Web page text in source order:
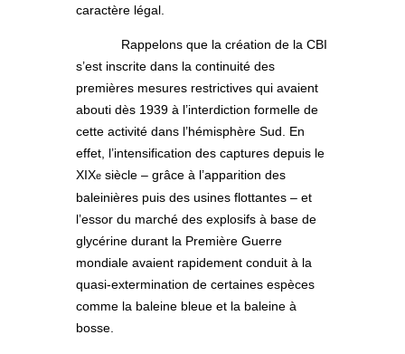
caractère légal.
Rappelons que la création de la CBI
s’est inscrite dans la continuité des
premières mesures restrictives qui avaient
abouti dès 1939 à l’interdiction formelle de
cette activité dans l’hémisphère Sud. En
effet, l’intensification des captures depuis le
XIXe siècle – grâce à l’apparition des
baleinières puis des usines flottantes – et
l’essor du marché des explosifs à base de
glycérine durant la Première Guerre
mondiale avaient rapidement conduit à la
quasi-extermination de certaines espèces
comme la baleine bleue et la baleine à
bosse.